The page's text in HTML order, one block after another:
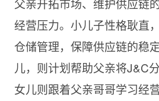
经营压力。小儿子性格耿直
仓储管理，保障供应链的稳
儿，则计划帮助父亲将J&C
女儿则跟着父亲哥哥学习经